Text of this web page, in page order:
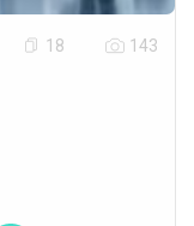
18 143